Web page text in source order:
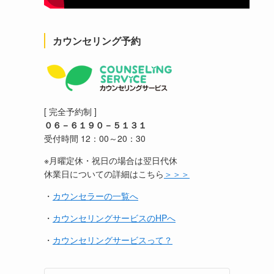
カウンセリング予約
[ 完全予約制 ]
０６－６１９０－５１３１
受付時間 12：00～20：30
※月曜定休・祝日の場合は翌日代休
休業日についての詳細はこちら ＞＞＞
・ カウンセラーの一覧へ
・ カウンセリングサービスのHPへ
・ カウンセリングサービスって？